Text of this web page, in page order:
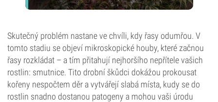
Skutečný problém nastane ve chvíli, kdy řasy odumřou. V
tomto stadiu se objeví mikroskopické houby, které začnou
řasy rozkládat – a tím přitahují nejhoršího nepřítele vašich
rostlin: smutnice. Tito drobní škůdci dokážou prokousat
kořeny nespočtem děr a vytvářejí slabá místa, kudy se do
rostlin snadno dostanou patogeny a mohou vaši úrodu